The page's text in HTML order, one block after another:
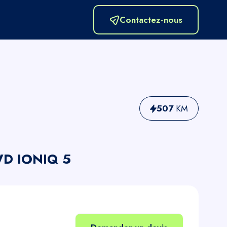
Contactez-nous
507KM
IONIQ 5